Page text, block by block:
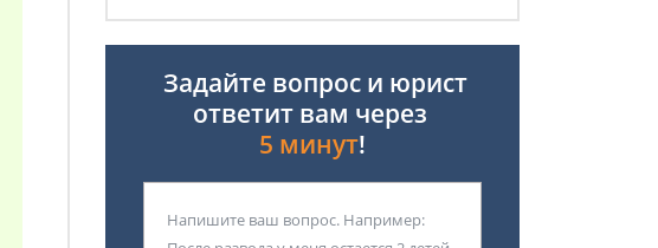
Задайте вопрос и юрист
ответит вам через
5 минут!